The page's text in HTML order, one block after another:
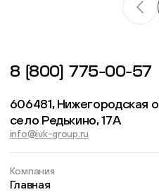
8 (800) 775-00-57
606481, Нижегородская
село Редькино, 17А
info@ivk-group.ru
Компания
Главная